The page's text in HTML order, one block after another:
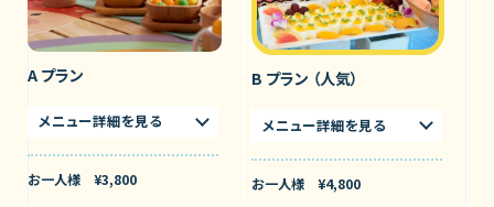
A プラン
メニュー詳細を見る
お一人様 ¥3,800
B プラン （人気）
メニュー詳細を見る
お一人様 ¥4,800